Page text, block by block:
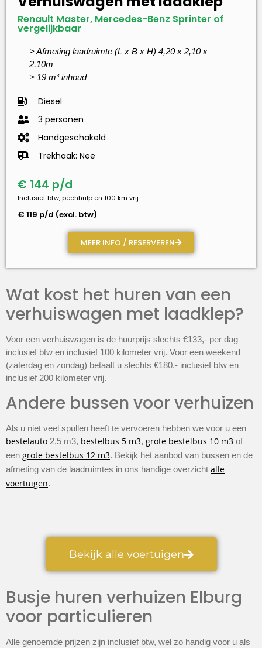
Renault Master, Mercedes-Benz Sprinter of
vergelijkbaar
> Afmeting laadruimte (L x B x H) 4,20 x 2,10 x
2,10m
> 19 m³ inhoud
Diesel
3 personen
Handgeschakeld
Trekhaak: Nee
€ 144 p/d
Inclusief btw, pechhulp en 100 km vrij
€ 119 p/d (excl. btw)
MEER INFO / RESERVEREN
Wat kost het huren van een
verhuiswagen met laadklep?
Voor een verhuiswagen is de huurprijs slechts €133,- per dag
inclusief btw en inclusief 100 kilometer vrij. Voor een weekend
(zaterdag en zondag) betaalt u slechts €180,- inclusief btw en
inclusief 200 kilometer vrij.
Andere bussen voor verhuizen
Als u niet veel spullen heeft te vervoeren hebben we voor u een
bestelauto 2,5 m3, bestelbus 5 m3, grote bestelbus 10 m3 of
een grote bestelbus 12 m3. Bekijk het aanbod van bussen en de
afmeting van de laadruimtes in ons handige overzicht alle
voertuigen.
Bekijk alle voertuigen
Busje huren verhuizen Elburg
voor particulieren
Alle genoemde prijzen zijn inclusief btw, wel zo handig voor u als